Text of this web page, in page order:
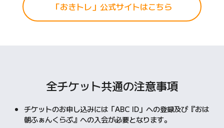
「おきトレ」公式サイトはこちら
全チケット共通の注意事項
チケットのお申し込みには「ABC ID」への登録及び『おは
朝ふぁんくらぶ』への入会が必要となります。